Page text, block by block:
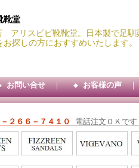
靴堂
リスピピ靴靴堂。日本製で足馴
探しの方におすすめいたします。
お問い合せ ｜ ◆ お客様の声
２６６－７４１０ 電話注文ＯＫです